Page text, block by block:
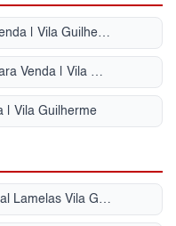
Casa Térrea com quintal para Venda | Vila Guilherme
Sobrado com ar condicionado para Venda | Vila Guilherme
| Vila Guilherme
Condomínio Conjunto Residencial Lamelas Vila Guilherme